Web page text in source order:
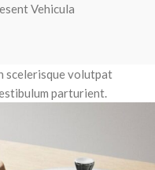
Vehicula
scelerisque volutpat
parturient.